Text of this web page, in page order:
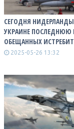
СЕГОДНЯ
УКРАИНЕ ПОСЛЕДНЮЮ
ОБЕЩАННЫХ
2025-05-26 13:32